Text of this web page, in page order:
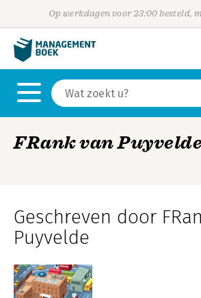
Op werkdagen voor 23:00 besteld,
FRank van Puyvelde
Geschreven door
Puyvelde